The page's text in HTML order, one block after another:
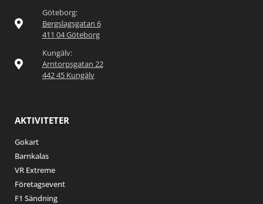
Göteborg:
Bergslagsgatan 6
411 04 Göteborg
Kungälv:
Arntorpsgatan 22
442 45 Kungälv
AKTIVITETER
Gokart
Barnkalas
VR Extreme
Företagsevent
F1 Sändning